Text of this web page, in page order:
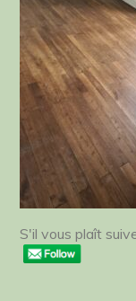
S'il vous plaît